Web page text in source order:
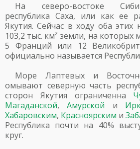
На северо-востоке
республика Саха, или как ее
Якутия. Сейчас в ходу оба этих
103,2 тыс. км² земли, на которых
5 Франций или 12
официально называется
Море Лаптевых и
омывают северную часть
сторон Якутия ограниченна
Магаданской,Амурской и
Хабаровским, Красноярским и
Республика почти на 40%
круг.